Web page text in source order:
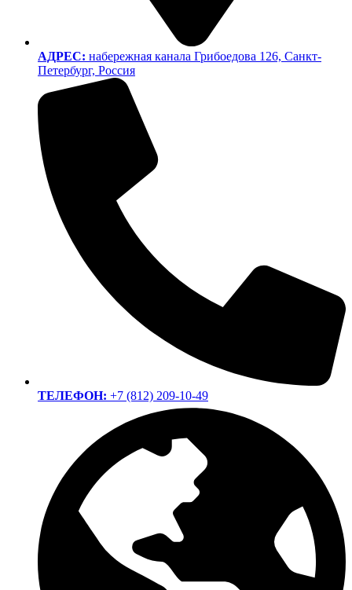
АДРЕС: набережная канала Грибоедова 126, Санкт-
Петербург, Россия
ТЕЛЕФОН: +7 (812) 209-10-49